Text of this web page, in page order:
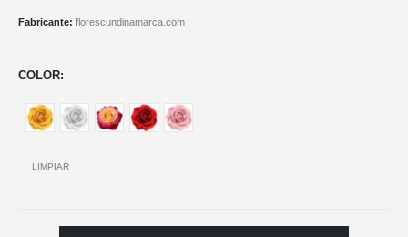
Fabricante: florescundinamarca.com
COLOR
LIMPIAR